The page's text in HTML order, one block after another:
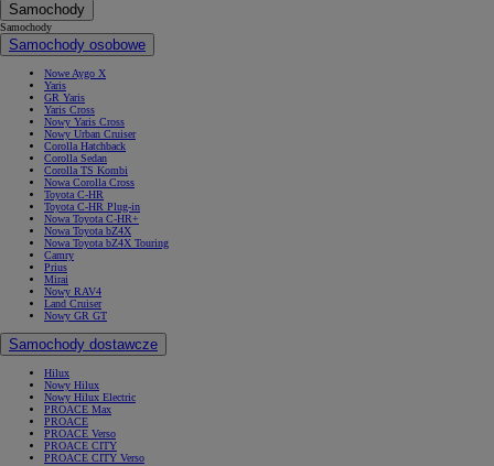
Samochody
Samochody
Samochody osobowe
Nowe Aygo X
Yaris
GR Yaris
Yaris Cross
Nowy Yaris Cross
Nowy Urban Cruiser
Corolla Hatchback
Corolla Sedan
Corolla TS Kombi
Nowa Corolla Cross
Toyota C-HR
Toyota C-HR Plug-in
Nowa Toyota C-HR+
Nowa Toyota bZ4X
Nowa Toyota bZ4X Touring
Camry
Prius
Mirai
Nowy RAV4
Land Cruiser
Nowy GR GT
Samochody dostawcze
Hilux
Nowy Hilux
Nowy Hilux Electric
PROACE Max
PROACE
PROACE Verso
PROACE CITY
PROACE CITY Verso